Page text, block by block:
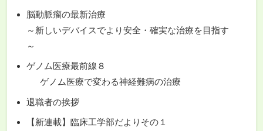
脳動脈瘤の最新治療
～新しいデバイスでより安全・確実な治療を目指す
～
ゲノム医療最前線８
ゲノム医療で変わる神経難病の治療
退職者の挨拶
【新連載】臨床工学部だよりその１